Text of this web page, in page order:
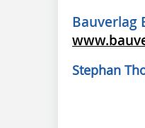
Bauverlag
Stephan